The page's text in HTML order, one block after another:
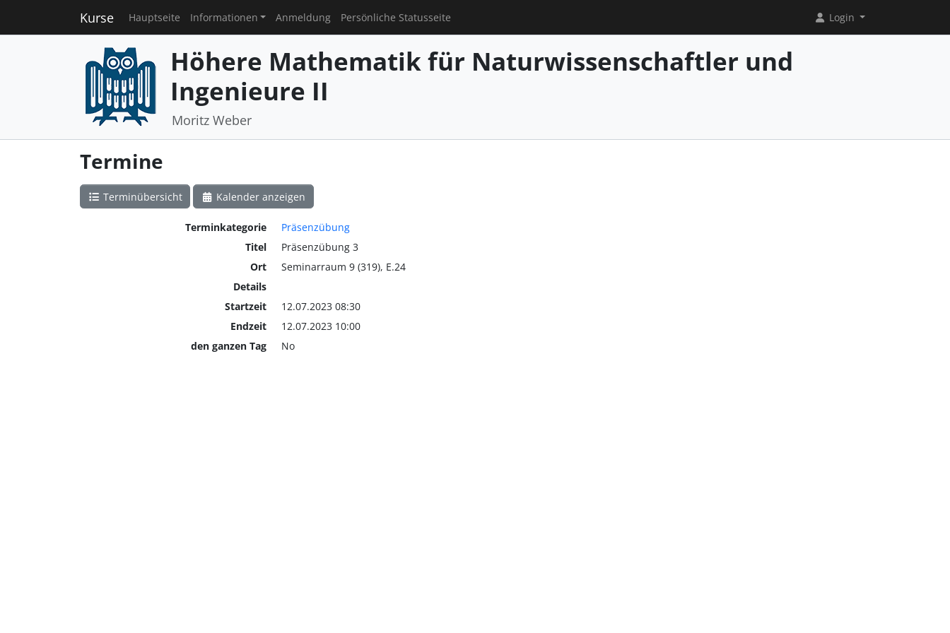
Kurse Hauptseite Informationen Anmeldung Persönliche Statusseite Login
Höhere Mathematik für Naturwissenschaftler und
Ingenieure II
Moritz Weber
Termine
Terminübersicht Kalender anzeigen
Terminkategorie
Präsenzübung
Titel
Präsenzübung 3
Ort
Seminarraum 9 (319), E.24
Details
Startzeit
12.07.2023 08:30
Endzeit
12.07.2023 10:00
den ganzen Tag
No